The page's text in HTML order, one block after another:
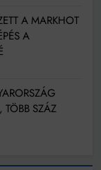
A MARKHOT
A
TÖBB SZÁZ